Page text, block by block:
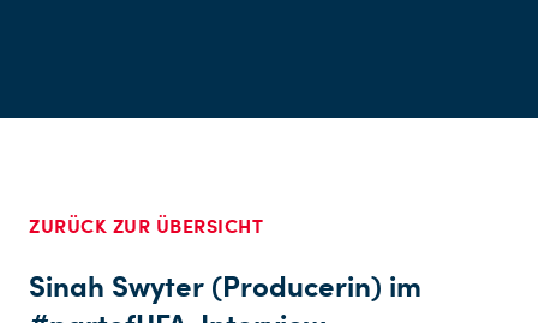
ZURÜCK ZUR ÜBERSICHT
Sinah Swyter (Producerin) im